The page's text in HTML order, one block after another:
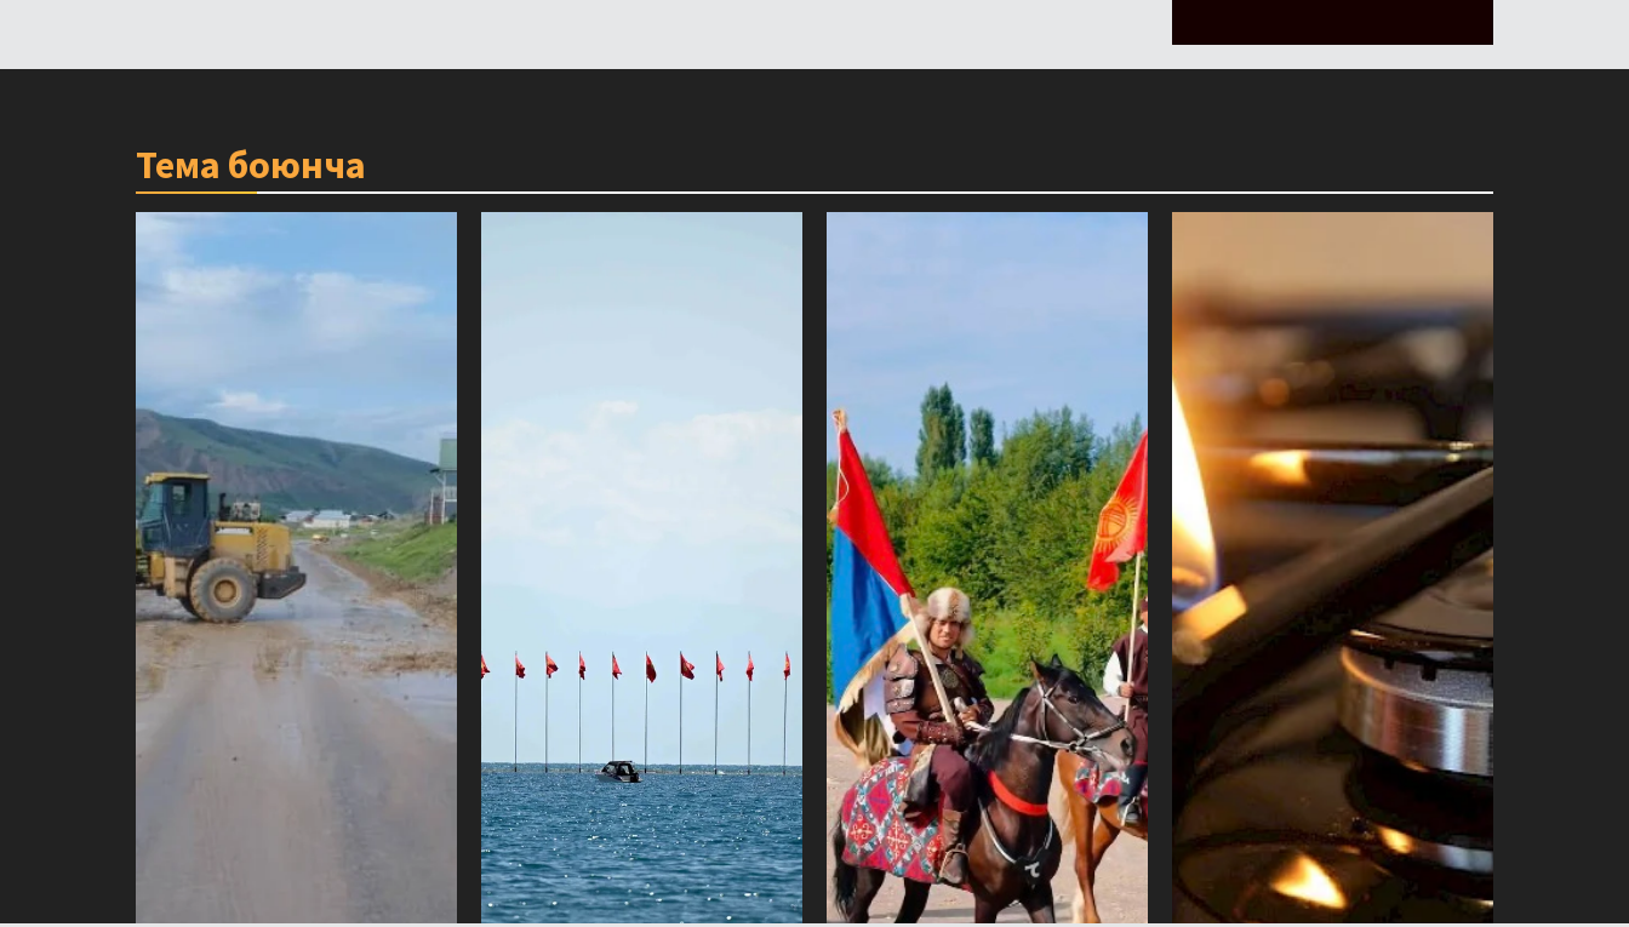
Тема боюнча